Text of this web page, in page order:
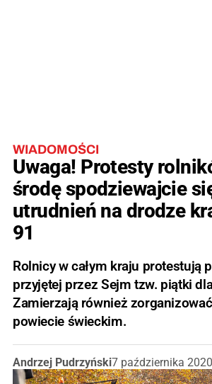
WIADOMOŚCI
Uwaga! Protesty
środę spodziewajcie
utrudnień na drodze
91
Rolnicy w całym kraju protestują
przyjętej przez Sejm tzw. piątki
Zamierzają również
powiecie świeckim.
Andrzej Pudrzyński7 października